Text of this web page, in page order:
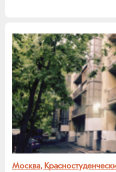
Москва,